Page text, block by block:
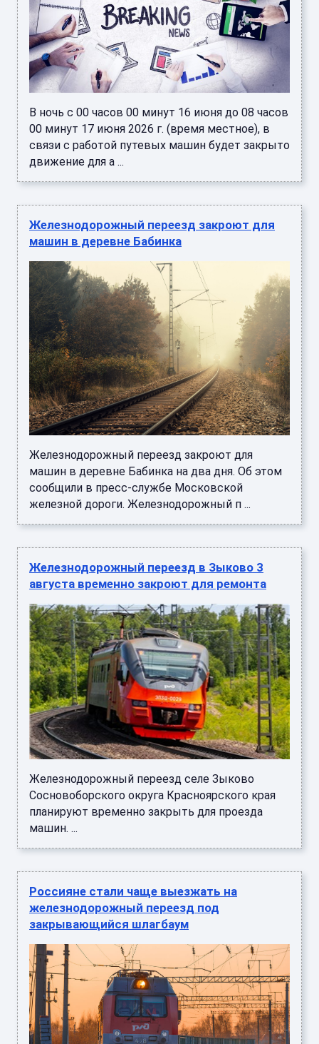
В ночь с 00 часов 00 минут 16 июня до 08 часов
00 минут 17 июня 2026 г. (время местное), в
связи с работой путевых машин будет закрыто
движение для а ...
Железнодорожный переезд закроют для
машин в деревне Бабинка
Железнодорожный переезд закроют для
машин в деревне Бабинка на два дня. Об этом
сообщили в пресс-службе Московской
железной дороги. Железнодорожный п ...
Железнодорожный переезд в Зыково 3
августа временно закроют для ремонта
Железнодорожный переезд селе Зыково
Сосновоборского округа Красноярского края
планируют временно закрыть для проезда
машин. ...
Россияне стали чаще выезжать на
железнодорожный переезд под
закрывающийся шлагбаум